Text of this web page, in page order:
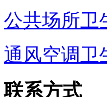
公共场所卫
通风空调卫
联系方式